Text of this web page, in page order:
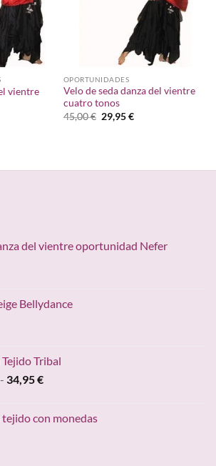
vientre
OPORTUNIDADES
Velo de seda danza del vientre
cuatro tonos
45,00€ El
precio
29,95€El
del vientre oportunidad Nefer
Bellydance
Tribal
- 34,95€Rango
desde
con monedas